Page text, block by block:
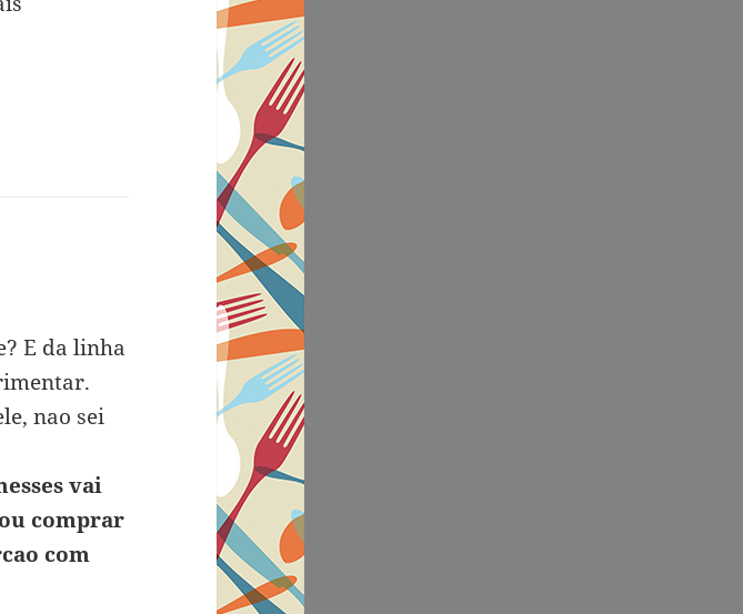
E da linha
nao sei
vai
comprar
com